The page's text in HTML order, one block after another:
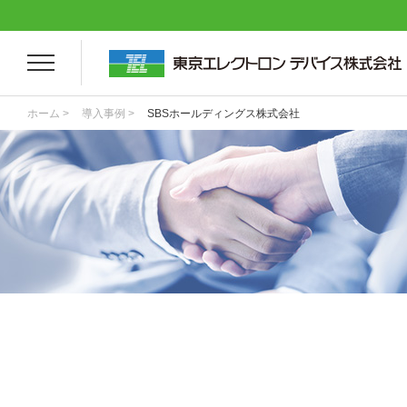
ホーム > 導入事例 > SBSホールディングス株式会社